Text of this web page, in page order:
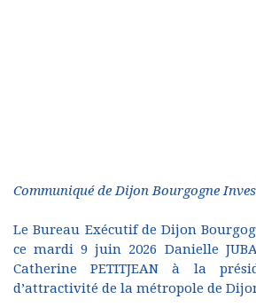
Communiqué de Dijon Bourgogne
Le Bureau Exécutif de Dijon
ce mardi 9 juin 2026 Danielle
Catherine PETITJEAN à la
d’attractivité de la métropole de